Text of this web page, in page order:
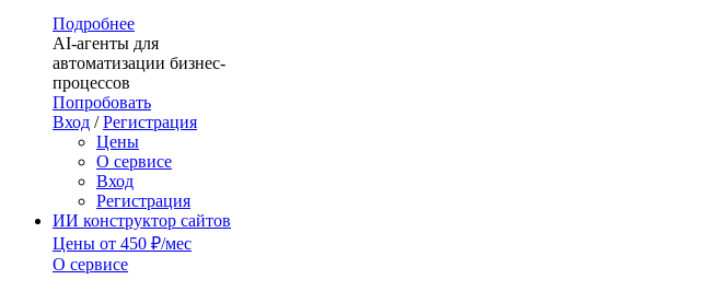
Подробнее
AI-агенты для
автоматизации бизнес-
процессов
Попробовать
Вход / Регистрация
Цены
О сервисе
Вход
Регистрация
ИИ конструктор сайтов
Цены от 450 ₽/мес
О сервисе